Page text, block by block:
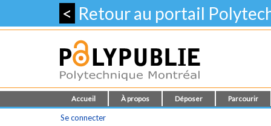
< Retour au portail
Accueil À propos Déposer Parcourir
Se connecter